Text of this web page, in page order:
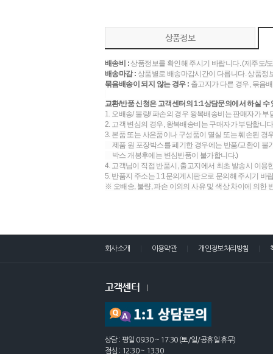
상품정보
배송비 :상품정보를 확인해 주시기 바랍니다. (제주도/
배송마감 : 상품별로 배송마감시간이 다릅니다. 상품정
묶음배송이 되지 않는 경우 : 출고지가 다른 경우, 묶음
교환/반품 신청은 고객센터의 1:1상담문의에서 하실 수
1. 오배송/ 불량/ 파손의 경우 왕복배송비는 판매자가 부
2. 고객 변심의 경우, 왕복배송비는 구매자가 부담합니
3. 본품 또는 사은품이나 구성품이 멸실 또는 훼손된 경
제품 원 포장박스를 폐기한 경우에는 반품/교환이 불
박스 개봉후에는 변심반품이 불가합니다.)
4. 고객님이 직접 반품시, 출고지에서 최초 발송시 이용
5. 반품지 주소는 1:1문의게시판으로 문의해 주시기 바
※ 오배송, 불량, 파손 이외의 사유 및 색상 차이에 의한
회사소개 이용약관 개인정보처리방침
고객센터
상담 : 평일 09:30 ~ 17:30 (토/일/공휴일 휴무)
점심 : 12:30 ~ 13:30